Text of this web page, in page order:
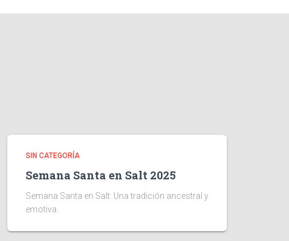
SIN CATEGORÍA
Semana Santa en Salt 2025
Semana Santa en Salt: Una tradición ancestral y
emotiva.